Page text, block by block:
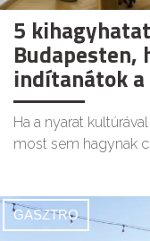
5
Budapesten,
indítanátok
Ha a nyarat
most sem hagynak
GASZTRO